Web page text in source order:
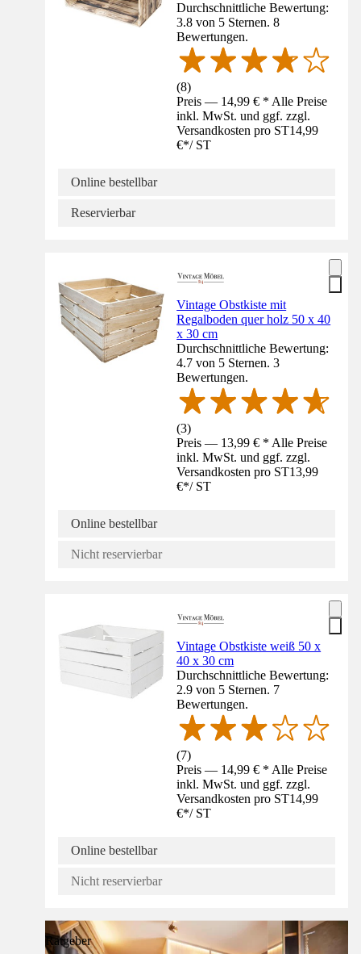
Durchschnittliche Bewertung:
3.8 von 5 Sternen. 8
Bewertungen.
(8)
Preis — 14,99 € * Alle Preise
inkl. MwSt. und ggf. zzgl.
Versandkosten pro ST14,99
€*/ ST
Online bestellbar
Reservierbar
Vintage Obstkiste mit
Regalboden quer holz 50 x 40
x 30 cm
Durchschnittliche Bewertung:
4.7 von 5 Sternen. 3
Bewertungen.
(3)
Preis — 13,99 € * Alle Preise
inkl. MwSt. und ggf. zzgl.
Versandkosten pro ST13,99
€*/ ST
Online bestellbar
Nicht reservierbar
Vintage Obstkiste weiß 50 x
40 x 30 cm
Durchschnittliche Bewertung:
2.9 von 5 Sternen. 7
Bewertungen.
(7)
Preis — 14,99 € * Alle Preise
inkl. MwSt. und ggf. zzgl.
Versandkosten pro ST14,99
€*/ ST
Online bestellbar
Nicht reservierbar
Ratgeber